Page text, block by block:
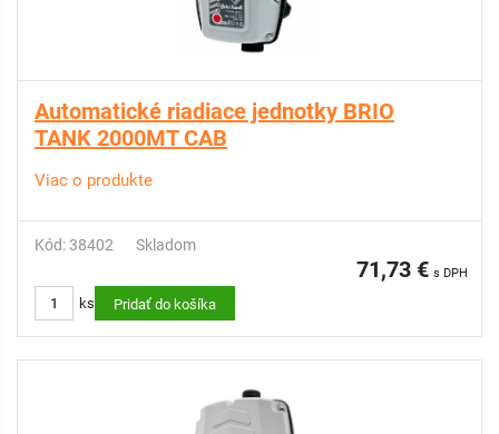
Automatické riadiace jednotky BRIO
TANK 2000MT CAB
Viac o produkte
Kód: 38402 Skladom
71,73 € s DPH
ks Pridať do košíka